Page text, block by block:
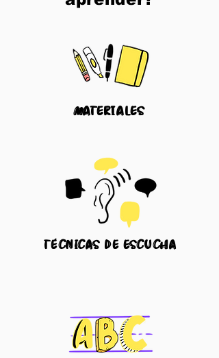
materiales
técnicas de escucha